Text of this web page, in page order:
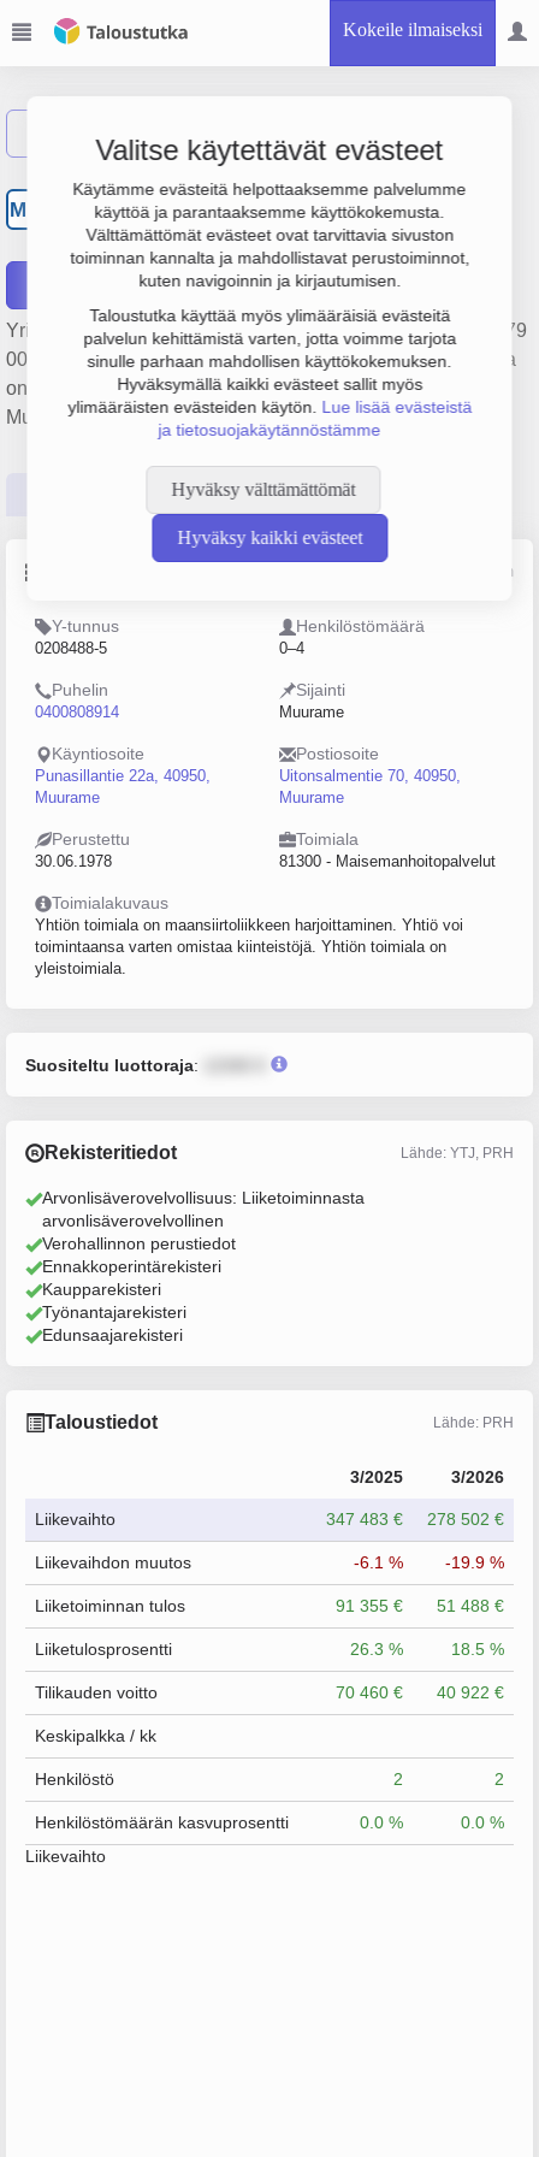
Kokeile ilmaiseksi
Valitse käytettävät evästeet
Käytämme evästeitä helpottaaksemme palvelumme
käyttöä ja parantaaksemme käyttökokemusta.
Välttämättömät evästeet ovat tarvittavia sivuston
toiminnan kannalta ja mahdollistavat perustoiminnot,
kuten navigoinnin ja kirjautumisen.
Taloustutka käyttää myös ylimääräisiä evästeitä
palvelun kehittämistä varten, jotta voimme tarjota
sinulle parhaan mahdollisen käyttökokemuksen.
Hyväksymällä kaikki evästeet sallit myös
ylimääräisten evästeiden käytön. Lue lisää evästeistä
ja tietosuojakäytännöstämme
Hyväksy välttämättömät
Hyväksy kaikki evästeet
MM
Maansiirtoliike Matti
Saarinen Oy
Yrityksen Maansiirtoliike Matti Saarinen Oy liikevaihto on 279
000 €, tulos 51 000 € ja henkilöstömäärä 2. Sen päätoimiala
on Maisemanhoitopalvelut, perustamisvuosi 1978 ja sijainti
Muurame. Yrityksen yhtiömuoto Osakeyhtiö (OY).
Tilinpäätösluvut Päättäjätiedot
Lähde: YTJ, PRH, Traficom
Y-tunnus
0208488-5
Henkilöstömäärä
0–4
Puhelin
0400808914
Sijainti
Muurame
Käyntiosoite
Punasillantie 22a, 40950,
Muurame
Postiosoite
Uitonsalmentie 70, 40950,
Muurame
Perustettu
30.06.1978
Toimiala
81300 - Maisemanhoitopalvelut
Toimialakuvaus
Yhtiön toimiala on maansiirtoliikkeen harjoittaminen. Yhtiö voi
toimintaansa varten omistaa kiinteistöjä. Yhtiön toimiala on
yleistoimiala.
Suositeltu luottoraja:
Rekisteritiedot Lähde: YTJ, PRH
Arvonlisäverovelvollisuus: Liiketoiminnasta
arvonlisäverovelvollinen
Verohallinnon perustiedot
Ennakkoperintärekisteri
Kaupparekisteri
Työnantajarekisteri
Edunsaajarekisteri
Taloustiedot Lähde: PRH
3/2025 3/2026
Liikevaihto 347 483 € 278 502 €
Liikevaihdon muutos -6.1 % -19.9 %
Liiketoiminnan tulos 91 355 € 51 488 €
Liiketulosprosentti 26.3 % 18.5 %
Tilikauden voitto 70 460 € 40 922 €
Keskipalkka / kk
Henkilöstö 2 2
Henkilöstömäärän kasvuprosentti 0.0 %
0.0 %
Liikevaihto